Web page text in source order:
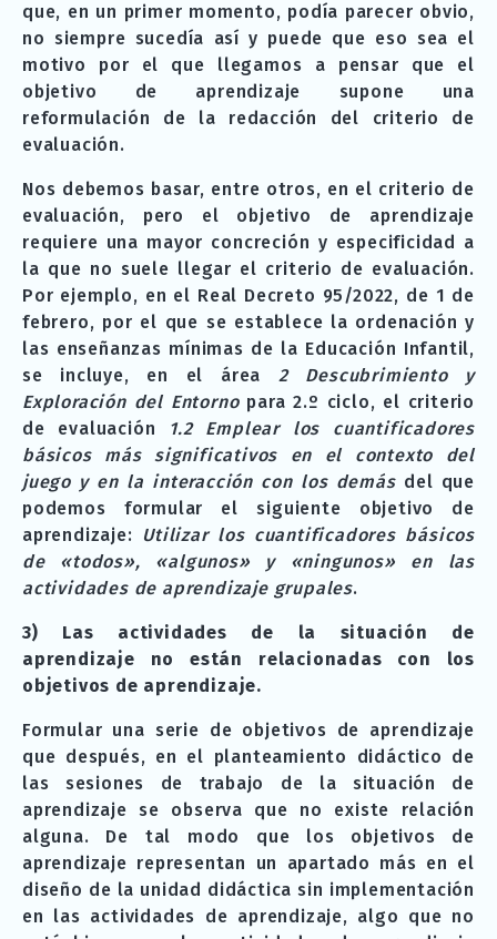
que, en un primer momento, podía parecer obvio,
no siempre sucedía así y puede que eso sea el
motivo por el que llegamos a pensar que el
objetivo de aprendizaje supone una
reformulación de la redacción del criterio de
evaluación.
Nos debemos basar, entre otros, en el criterio de
evaluación, pero el objetivo de aprendizaje
requiere una mayor concreción y especificidad a
la que no suele llegar el criterio de evaluación.
Por ejemplo, en el Real Decreto 95/2022, de 1 de
febrero, por el que se establece la ordenación y
las enseñanzas mínimas de la Educación Infantil,
se incluye, en el área 2 Descubrimiento y
Exploración del Entornopara 2.º ciclo, el criterio
de evaluación 1.2 Emplear los cuantificadores
básicos más significativos en el contexto del
juego y en la interacción con los demásdel que
podemos formular el siguiente objetivo de
aprendizaje: Utilizar los cuantificadores básicos
de «todos», «algunos» y «ningunos» en las
actividades de aprendizaje grupales.
3) Las actividades de la situación de
aprendizaje no están relacionadas con los
objetivos de aprendizaje.
Formular una serie de objetivos de aprendizaje
que después, en el planteamiento didáctico de
las sesiones de trabajo de la situación de
aprendizaje se observa que no existe relación
alguna. De tal modo que los objetivos de
aprendizaje representan un apartado más en el
diseño de la unidad didáctica sin implementación
en las actividades de aprendizaje, algo que no